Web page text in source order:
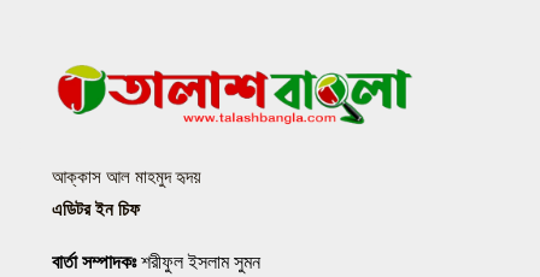
আক্কাস আল মাহমুদ হৃদয়
এডিটর ইন চিফ
বার্তা সম্পাদকঃশরীফুল ইসলাম সুমন